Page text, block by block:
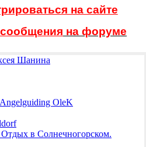
на сайте
на форуме